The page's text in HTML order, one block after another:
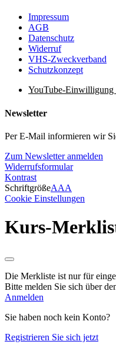
Impressum
AGB
Datenschutz
Widerruf
VHS-Zweckverband
Schutzkonzept
YouTube-Einwilligung
Newsletter
Per E-Mail informieren wir
Zum Newsletter anmelden
Widerrufsformular
Kontrast
SchriftgrößeAAA
Cookie Einstellungen
Kurs-
Die Merkliste ist nur für
Bitte melden Sie sich über
Anmelden
Sie haben noch kein Konto?
Registrieren Sie sich jetzt